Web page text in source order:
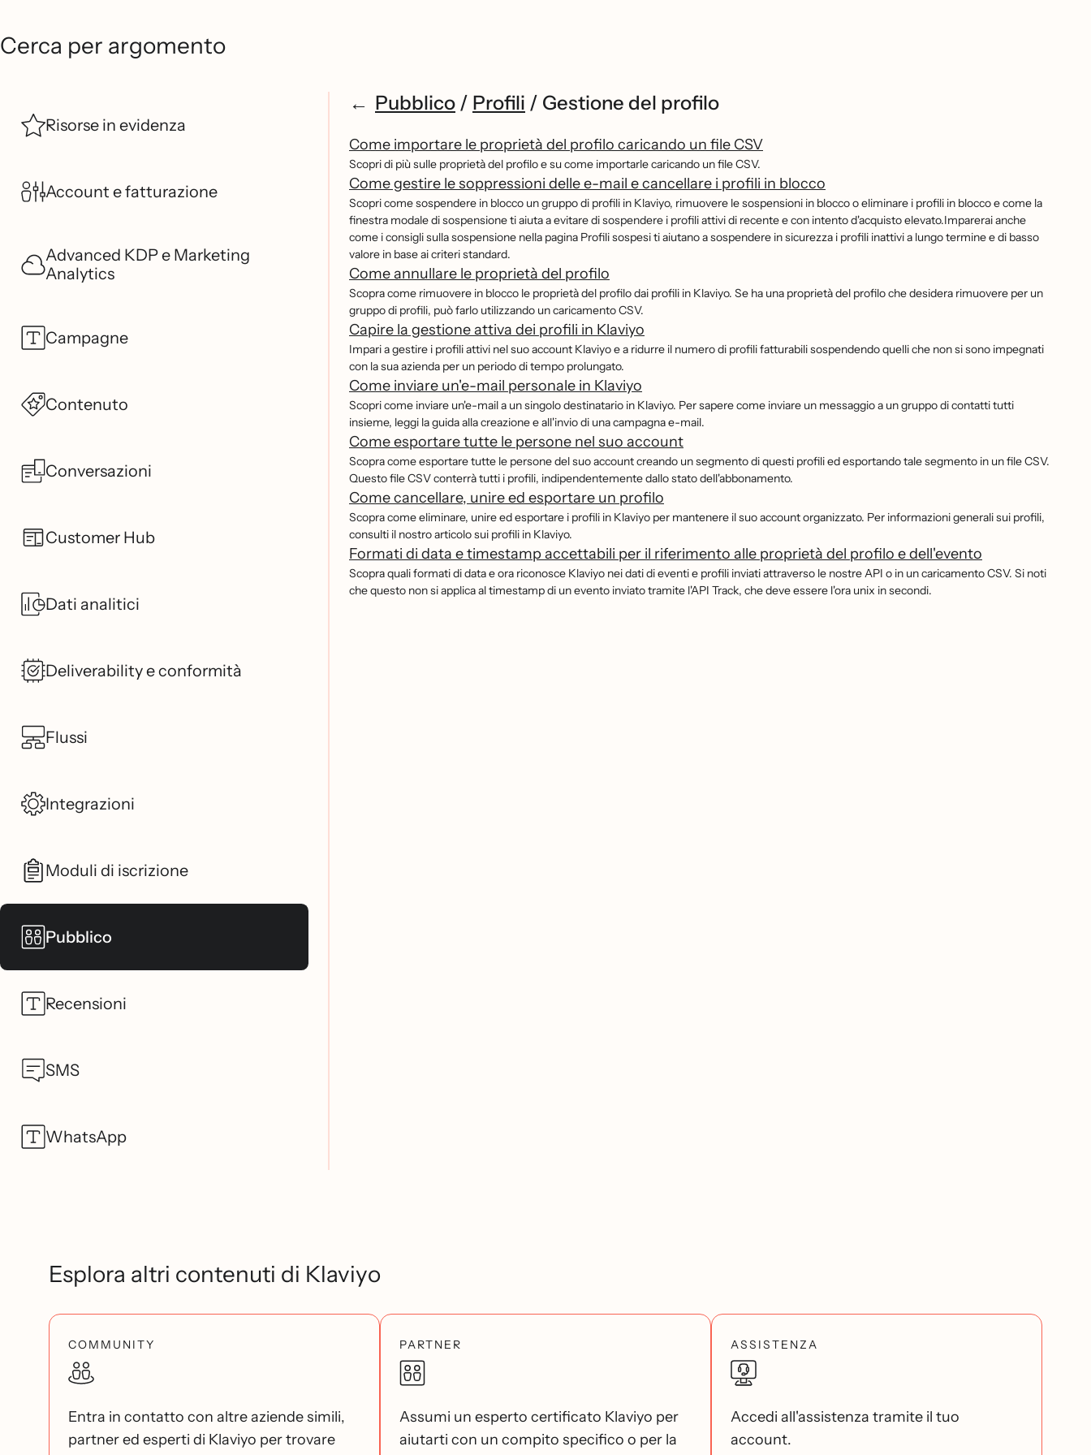
Cerca per argomento
Risorse in evidenza
Account e fatturazione
Advanced KDP e Marketing
Analytics
Campagne
Contenuto
Conversazioni
Customer Hub
Dati analitici
Deliverability e conformità
Flussi
Integrazioni
Moduli di iscrizione
Pubblico
Recensioni
SMS
WhatsApp
Pubblico / Profili / Gestione del profilo
Come importare le proprietà del profilo caricando un file CSV
Scopri di più sulle proprietà del profilo e su come importarle caricando un file CSV.
Come gestire le soppressioni delle e-mail e cancellare i profili in blocco
Scopri come sospendere in blocco un gruppo di profili in Klaviyo, rimuovere le sospensioni in blocco o eliminare i profili in blocco e come la
finestra modale di sospensione ti aiuta a evitare di sospendere i profili attivi di recente e con intento d'acquisto elevato.Imparerai anche
come i consigli sulla sospensione nella pagina Profili sospesi ti aiutano a sospendere in sicurezza i profili inattivi a lungo termine e di basso
valore in base ai criteri standard.
Come annullare le proprietà del profilo
Scopra come rimuovere in blocco le proprietà del profilo dai profili in Klaviyo. Se ha una proprietà del profilo che desidera rimuovere per un
gruppo di profili, può farlo utilizzando un caricamento CSV.
Capire la gestione attiva dei profili in Klaviyo
Impari a gestire i profili attivi nel suo account Klaviyo e a ridurre il numero di profili fatturabili sospendendo quelli che non si sono impegnati
con la sua azienda per un periodo di tempo prolungato.
Come inviare un'e-mail personale in Klaviyo
Scopri come inviare un'e-mail a un singolo destinatario in Klaviyo. Per sapere come inviare un messaggio a un gruppo di contatti tutti
insieme, leggi la guida alla creazione e all'invio di una campagna e-mail.
Come esportare tutte le persone nel suo account
Scopra come esportare tutte le persone del suo account creando un segmento di questi profili ed esportando tale segmento in un file CSV.
Questo file CSV conterrà tutti i profili, indipendentemente dallo stato dell'abbonamento.
Come cancellare, unire ed esportare un profilo
Scopra come eliminare, unire ed esportare i profili in Klaviyo per mantenere il suo account organizzato. Per informazioni generali sui profili,
consulti il nostro articolo sui profili in Klaviyo.
Formati di data e timestamp accettabili per il riferimento alle proprietà del profilo e dell'evento
Scopra quali formati di data e ora riconosce Klaviyo nei dati di eventi e profili inviati attraverso le nostre API o in un caricamento CSV. Si noti
che questo non si applica al timestamp di un evento inviato tramite l'API Track, che deve essere l'ora unix in secondi.
Esplora altri contenuti di Klaviyo
COMMUNITY
Entra in contatto con altre aziende simili,
partner ed esperti di Klaviyo per trovare
PARTNER
Assumi un esperto certificato Klaviyo per
aiutarti con un compito specifico o per la
ASSISTENZA
Accedi all'assistenza tramite il tuo
account.